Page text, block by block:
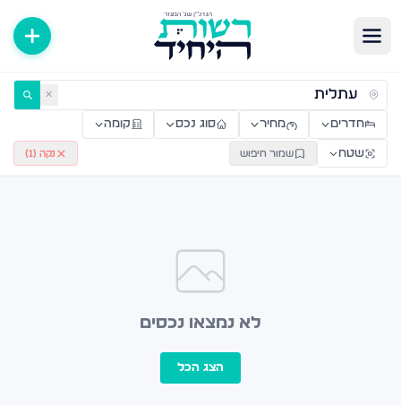
דירות למכירה ולהשכרה — רשות היחיד ✕
חדרים מחיר סוג נכס קומה
שטח שמור חיפוש נקה ( 1
)
לא נמצאו נכסים
הצג הכל